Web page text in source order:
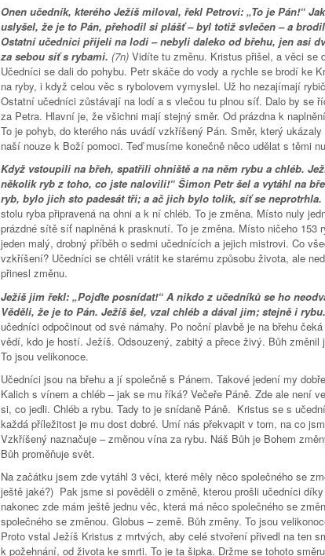
Onen učedník, kterého Ježíš miloval, řekl Petrovi: „To je Pán!“
uslyšel, že je to Pán, přehodil si plášť – byl totiž svlečen – a
Ostatní učedníci přijeli na lodi – nebyli daleko od břehu, jen asi
za sebou síť s rybami. (7n)Vidíte tu změnu. Kristus přišel, a věci se
Učedníci se dali do pohybu. Petr skáče do vody a rychle se brodí ke
na ryby, i když celou věc s rybolovem vymyslel. Už ho nezajímají
Ostatní učedníci zůstávají na lodí a s vlečou tu plnou síť. Dalo by se
za Petra. Hlavní je, že všichni mají stejný směr. Od prázdna k
To je pohyb, do kterého nás uvádí vzkříšený Pán. Směr, který
naší nouze k Boží pomoci. Teď musíme konečně něco udělat s těmi
Když vstoupili na břeh, spatřili ohniště a na něm rybu a chléb.
několik ryb z toho, co jste nalovili!“ Šimon Petr šel a vytáhl na
ryb, bylo jich sto padesát tři; a ač jich bylo tolik, síť se neprotrhla.
stolu ryba připravená na ohni a k ní chléb. To je změna. Místo nuly
prázdné sítě síť naplněná k prasknutí. To je změna. Místo ničeho 153
jeden malý, drobný příběh o sedmi učednících a jejich mistrovi. Co
vzkříšení? Učedníci se chtěli vrátit ke starému způsobu života, ale
přinesl změnu.
Ježíš jim řekl: „Pojďte posnídat!“ A nikdo z učedníků se ho
Věděli, že je to Pán. Ježíš šel, vzal chléb a dával jim; stejně i rybu.
učedníci odpočinout od své námahy. Po noční plavbě je na břehu
vědí, kdo je hostí. Ježíš. Odsouzený, zabitý a přece živý. Bůh změnil
To jsou velikonoce.
Učedníci jsou na břehu a jí společně s Pánem. Takové jedení my
Kalich s vínem a chléb – jak se mu říká? Večeře Páně. Zde ale není
si, co jedli. Chléb a rybu. Tady to je snídaně Páně. Kristus se s
každá příležitost je mu dost dobré. Umí nás překvapit v tom, na co
Vzkříšený naznačuje – změnou vína za rybu. Náš Bůh je Bohem
Bůh proměňuje svět.
Na začátku jsem zde vytáhl 3 věci, které měly něco společného se
ještě jaké?) Pak jsme si pověděli o změně, kterou prošli učedníci
nakonec zde mám ještě jednu věc, která má něco společného se
společného se změnou. Globus – země. Bůh změny. To jsou
Proto vstal Ježíš Kristus z mrtvých, aby celé stvoření přivedl na ten
k požehnání, od života ke smrti. To je ta šipka. Držme se tohoto